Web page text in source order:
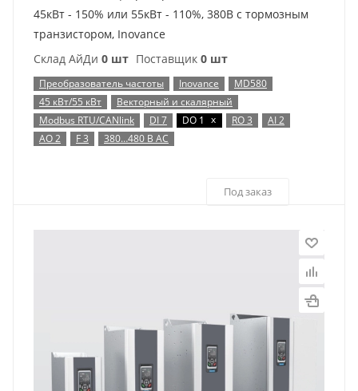
45кВт - 150% или 55кВт - 110%, 380В с тормозным
транзистором, Inovance
Склад АйДи 0 шт Поставщик 0 шт
Преобразователь частоты Inovance
MD580
45 кВт/55 кВт
Векторный и скалярный
Modbus RTU/CANlink
DI 7 DO 1 x RO 3
AI 2
AO 2
F 3 380…480 В AC
Под заказ